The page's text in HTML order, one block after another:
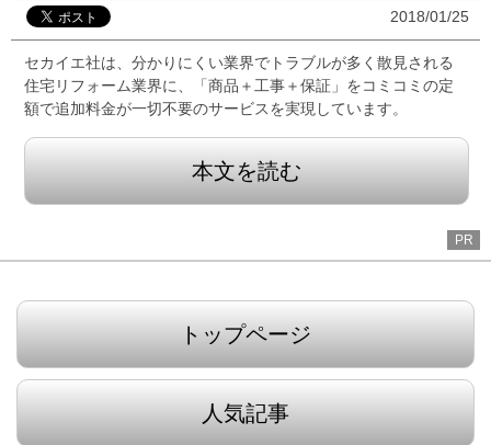
2018/01/25
セカイエ社は、分かりにくい業界でトラブルが多く散見される
住宅リフォーム業界に、「商品＋工事＋保証」をコミコミの定
額で追加料金が一切不要のサービスを実現しています。
本文を読む
PR
トップページ
人気記事